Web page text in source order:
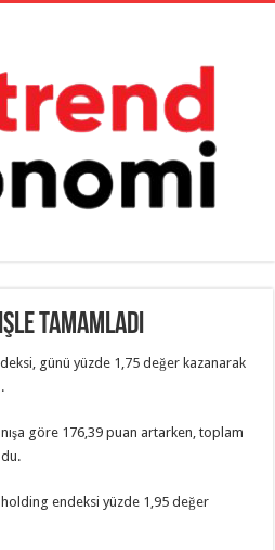
tamamladı
günü yüzde 1,75 değer kazanarak
göre 176,39 puan artarken, toplam
holding endeksi yüzde 1,95 değer